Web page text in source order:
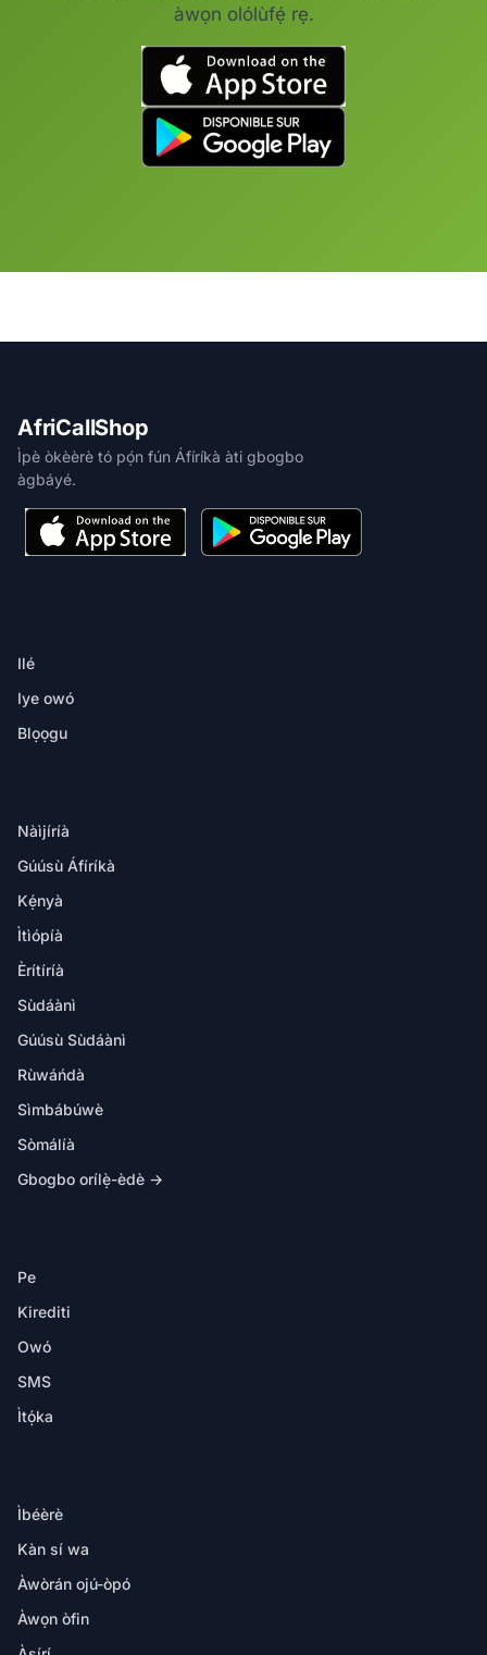
àwọn olólùfẹ́ rẹ.
AfriCallShop
Ìpè òkèèrè tó pọ́n fún Áfíríkà àti gbogbo
àgbáyé.
Ilé
Iye owó
Blọọgu
Nàìjíríà
Gúúsù Áfíríkà
Kẹ́nyà
Ìtìópíà
Èrítíríà
Sùdáànì
Gúúsù Sùdáànì
Rùwáńdà
Sìmbábúwè
Sòmálíà
Gbogbo orílẹ̀-èdè →
Pe
Kirediti
Owó
SMS
Ìtọ́ka
Ìbéèrè
Kàn sí wa
Àwòrán ojú-òpó
Àwọn òfin